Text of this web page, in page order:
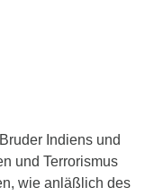
Indiens und
und Terrorismus
wie anläßlich des